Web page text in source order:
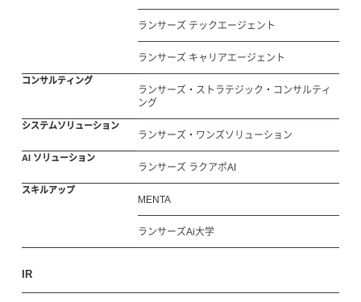
ランサーズ テックエージェント
ランサーズ キャリアエージェント
コンサルティング
ランサーズ・ストラテジック・コンサルティ
ング
システムソリューション
ランサーズ・ワンズソリューション
AI ソリューション
ランサーズ ラクアポAI
スキルアップ
MENTA
ランサーズAi大学
IR